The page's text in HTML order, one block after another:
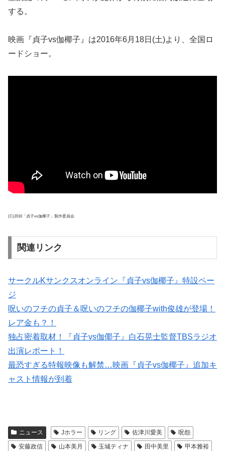
する。
映画『貞子vs伽椰子』は2016年6月18日(土)より、全国ロ
ードショー。
(C)2016「貞子vs伽椰子」製作委員会
関連リンク
サークルKサンクスオンライン『貞子vs伽椰子』特設ペー
ジ
呪いのフチの貞子＆呪いのフチの伽椰子with俊雄が登場！
レア金も？！
独占密着取材！『貞子vs伽倻子』白石晃士監督TBSラジオ
出演レポート！
最恐すぎる特報映像も解禁…映画『貞子vs伽椰子』追加キ
ャスト情報が到着
ニュース Jホラー リング 佐津川愛美
呪怨
安藤政信
山本美月 玉城ティナ 田中美里
甲本雅裕